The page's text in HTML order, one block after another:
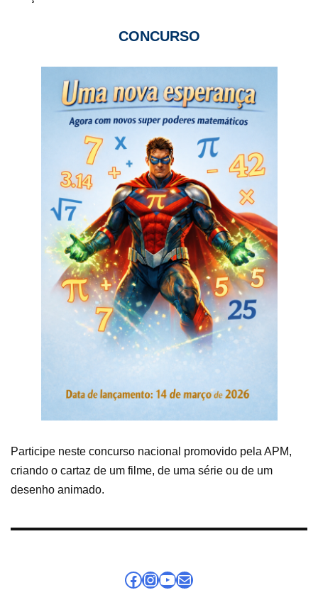
CONCURSO
Participe neste concurso nacional promovido pela APM,
criando o cartaz de um filme, de uma série ou de um
desenho animado.